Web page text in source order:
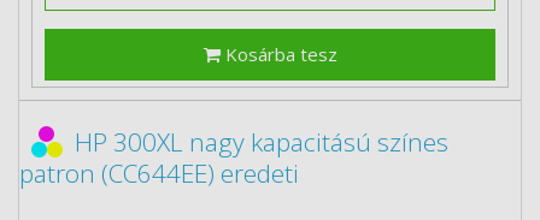
Kosárba tesz
HP 300XL nagy kapacitású színes
patron (CC644EE) eredeti